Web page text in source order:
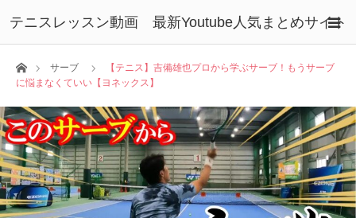
テニスレッスン動画 最新Youtube人気まとめサイト
ホームサーブ
【テニス】吉備雄也プロから学ぶサーブ！もうサーブ
に悩まなくていい【ヨネックス】